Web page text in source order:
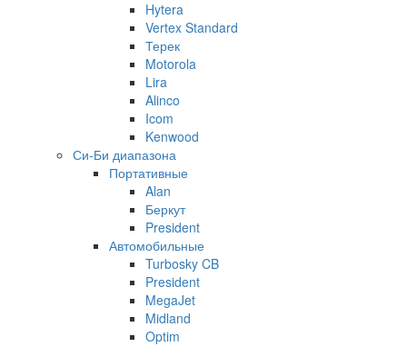
Hytera
Vertex Standard
Терек
Motorola
Lira
Alinco
Icom
Kenwood
Си-Би диапазона
Портативные
Alan
Беркут
President
Автомобильные
Turbosky CB
President
MegaJet
Midland
Optim